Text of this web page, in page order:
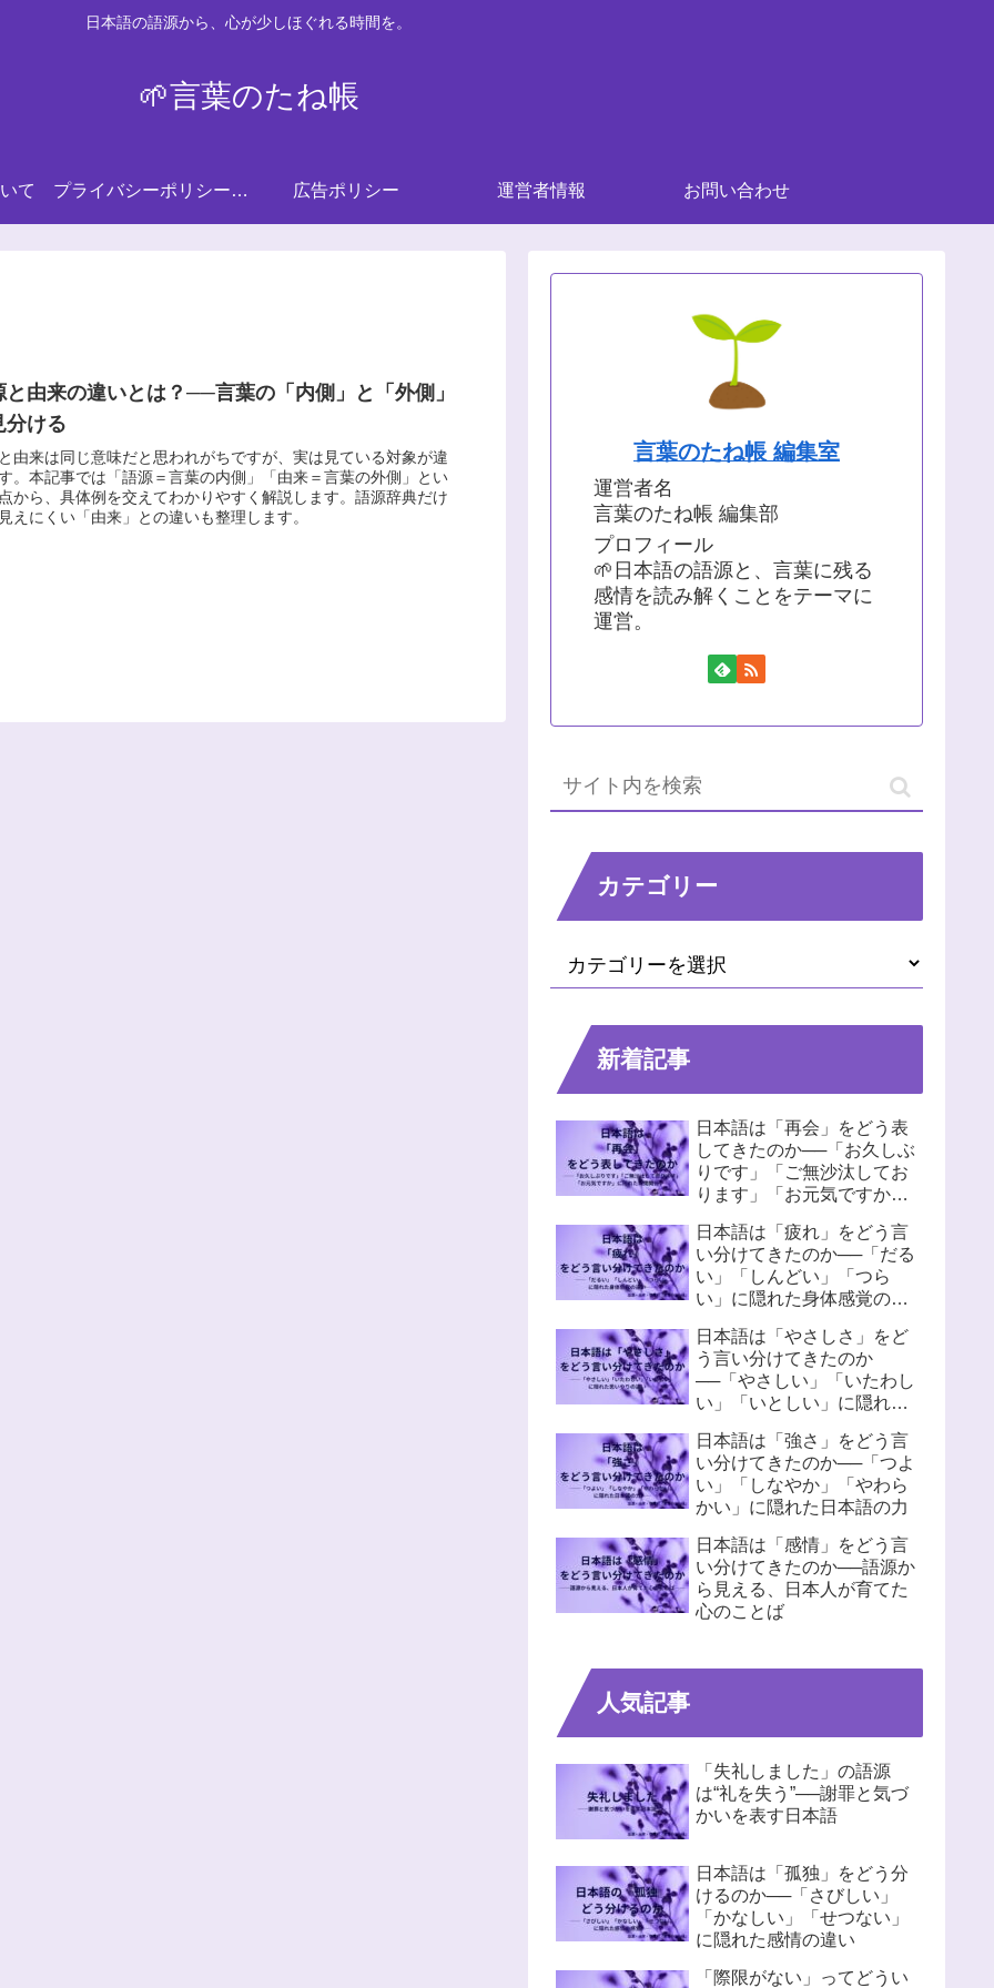
日本語の語源から、心が少しほぐれる時間を。
🌱言葉のたね帳
て プライバシーポリシー・免責事項 広告ポリシー 運営者情報 お問い合わせ
と由来の違いとは？──言葉の「内側」と「外側」
分ける
由来は同じ意味だと思われがちですが、実は見ている対象が違
。本記事では「語源＝言葉の内側」「由来＝言葉の外側」とい
から、具体例を交えてわかりやすく解説します。語源辞典だけ
えにくい「由来」との違いも整理します。
言葉のたね帳 編集室
運営者名
言葉のたね帳 編集部
プロフィール
🌱日本語の語源と、言葉に残る
感情を読み解くことをテーマに
運営。
カテゴリー
新着記事
日本語は「再会」をどう表
してきたのか──「お久しぶ
りです」「ご無沙汰してお
ります」「お元気ですか」
日本語は「疲れ」をどう言
い分けてきたのか──「だる
い」「しんどい」「つら
い」に隠れた身体感覚の違
日本語は「やさしさ」をど
う言い分けてきたのか
──「やさしい」「いたわし
い」「いとしい」に隠れた
日本語は「強さ」をどう言
い分けてきたのか──「つよ
い」「しなやか」「やわら
かい」に隠れた日本語の力
日本語は「感情」をどう言
い分けてきたのか──語源か
ら見える、日本人が育てた
心のことば
人気記事
「失礼しました」の語源
は“礼を失う”──謝罪と気づ
かいを表す日本語
日本語は「孤独」をどう分
けるのか──「さびしい」
「かなしい」「せつない」
に隠れた感情の違い
「際限がない」ってどうい